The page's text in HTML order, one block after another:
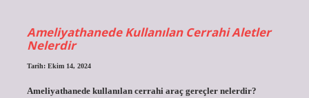
Ameliyathanede Kullanılan Cerrahi Aletler
Nelerdir
Tarih: Ekim 14, 2024
Ameliyathanede kullanılan cerrahi araç gereçler nelerdir?